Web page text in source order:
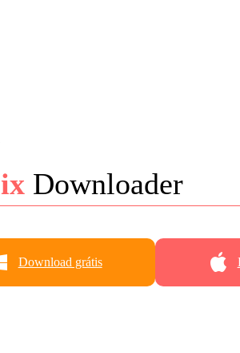
Downloader
Download grátis